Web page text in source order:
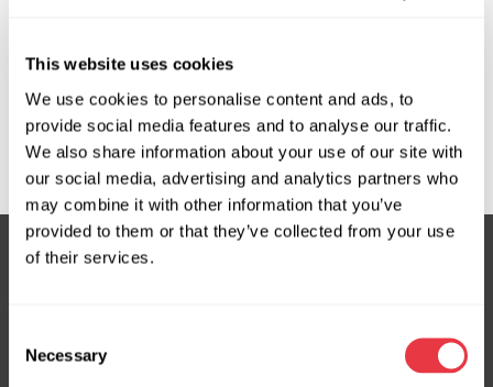
This website uses cookies
We use cookies to personalise content and ads, to
provide social media features and to analyse our traffic.
We also share information about your use of our site with
our social media, advertising and analytics partners who
may combine it with other information that you’ve
provided to them or that they’ve collected from your use
of their services.
Selection
Necessary
Zapytaj o cenę